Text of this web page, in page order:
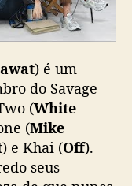
) é um
do Savage
(White
(Mike
) e Khai (Off).
seus